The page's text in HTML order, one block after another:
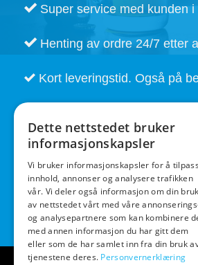
Super service med kunden i
Henting av ordre 24/7 etter
Kort leveringstid. Også på
God service også etter at
fullført.
Butikken drives av folk som
Dette nettstedet bruker
informasjonskapsler
Vi bruker informasjonskapsler for å
innhold, annonser og analysere trafikken
vår. Vi deler også informasjon om din bruk
av nettstedet vårt med våre
og analysepartnere som kan kombinere
med annen informasjon du har gitt dem
eller som de har samlet inn fra din bruk
tjenestene deres. Personvernerklæring